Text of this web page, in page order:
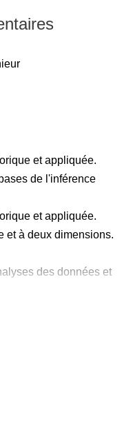
de causes et
et appliquée.
de l'inférence
et appliquée.
et à deux dimensions.
des données et
Springer.